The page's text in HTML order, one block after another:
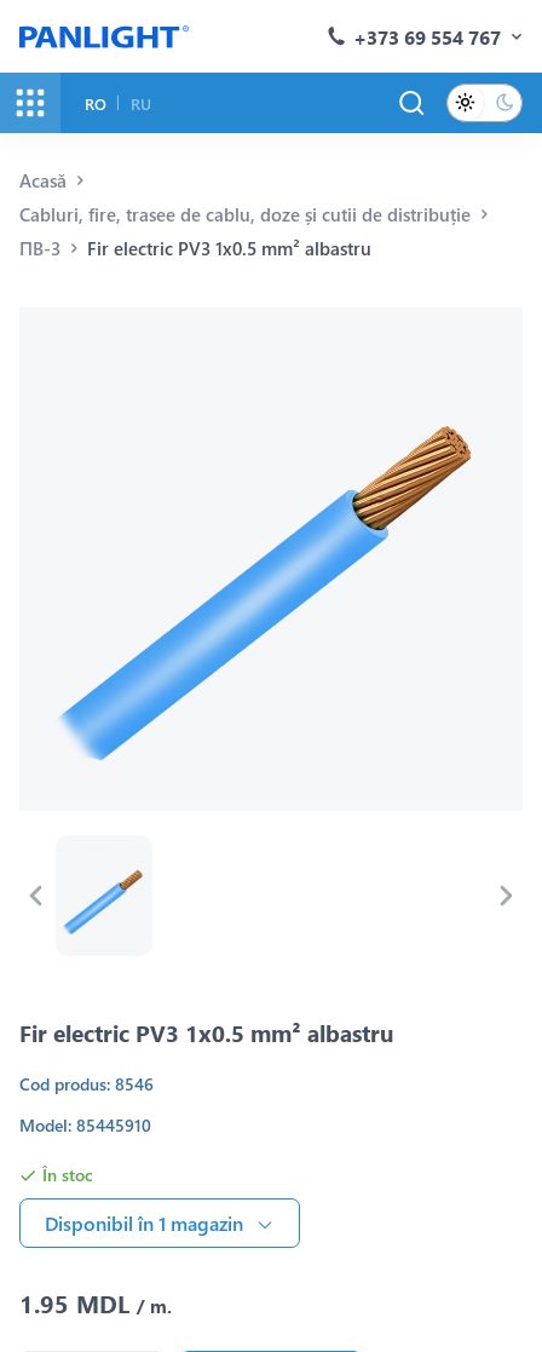
+373 69 554 767
RO RU
Acasă
Cabluri, fire, trasee de cablu, doze și cutii de distribuție
ПВ-3
Fir electric PV3 1x0.5 mm² albastru
Fir electric PV3 1x0.5 mm² albastru
Cod produs: 8546
Model: 85445910
În stoc
Disponibil în 1 magazin
1.95 MDL / m.